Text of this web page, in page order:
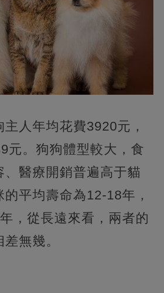
人年均花費3920元，
元。狗狗體型較大，食
、醫療開銷普遍高于貓
平均壽命為12-18年，
，從長遠來看，兩者的
無幾。